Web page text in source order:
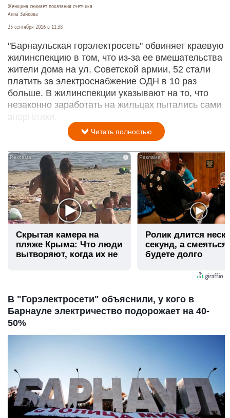
Женщина снимает показания счетчика.
Анна Зайкова
23 сентября 2016 в 11:38
"Барнаульская горэлектросеть" обвиняет краевую
жилинспекцию в том, что из-за ее вмешательства
жители дома на ул. Советской армии, 52 стали
платить за электроснабжение ОДН в 10 раз
больше. В жилинспекции указывают на то, что
незаконно заработать на жильцах пытались сами
энергетики.
Читать полностью
i
Скрытая камера на
пляже Крыма: Что люди
вытворяют, когда их не
Ролик длится
секунд, а
будете долго
В "Горэлектросети" объяснили, у кого в
Барнауле электричество подорожает на 40-
50%